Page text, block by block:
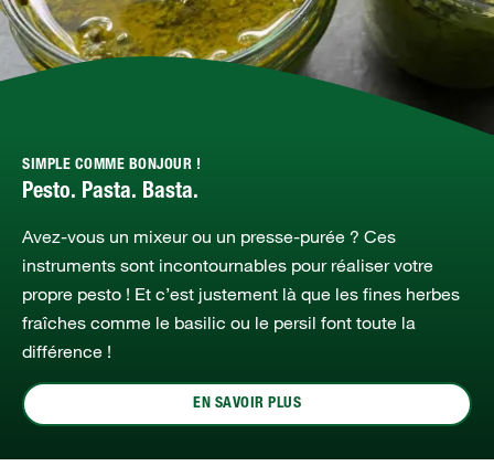
SIMPLE COMME BONJOUR !
Pesto. Pasta. Basta.
Avez-vous un mixeur ou un presse-purée ? Ces
instruments sont incontournables pour réaliser votre
propre pesto ! Et c’est justement là que les fines herbes
fraîches comme le basilic ou le persil font toute la
différence !
EN SAVOIR PLUS